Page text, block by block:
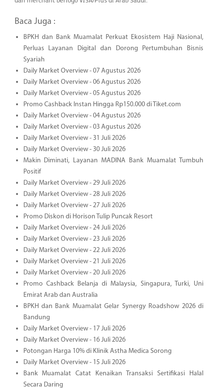
Baca Juga :
BPKH dan Bank Muamalat Perkuat Ekosistem Haji Nasional,
Perluas Layanan Digital dan Dorong Pertumbuhan Bisnis
Syariah
Daily Market Overview - 07 Agustus 2026
Daily Market Overview - 06 Agustus 2026
Daily Market Overview - 05 Agustus 2026
Promo Cashback Instan Hingga Rp150.000 di Tiket.com
Daily Market Overview - 04 Agustus 2026
Daily Market Overview - 03 Agustus 2026
Daily Market Overview - 31 Juli 2026
Daily Market Overview - 30 Juli 2026
Makin Diminati, Layanan MADINA Bank Muamalat Tumbuh
Positif
Daily Market Overview - 29 Juli 2026
Daily Market Overview - 28 Juli 2026
Daily Market Overview - 27 Juli 2026
Promo Diskon di Horison Tulip Puncak Resort
Daily Market Overview - 24 Juli 2026
Daily Market Overview - 23 Juli 2026
Daily Market Overview - 22 Juli 2026
Daily Market Overview - 21 Juli 2026
Daily Market Overview - 20 Juli 2026
Promo Cashback Belanja di Malaysia, Singapura, Turki, Uni
Emirat Arab dan Australia
BPKH dan Bank Muamalat Gelar Synergy Roadshow 2026 di
Bandung
Daily Market Overview - 17 Juli 2026
Daily Market Overview - 16 Juli 2026
Potongan Harga 10% di Klinik Astha Medica Sorong
Daily Market Overview - 15 Juli 2026
Bank Muamalat Catat Kenaikan Transaksi Sertifikasi Halal
Secara Daring